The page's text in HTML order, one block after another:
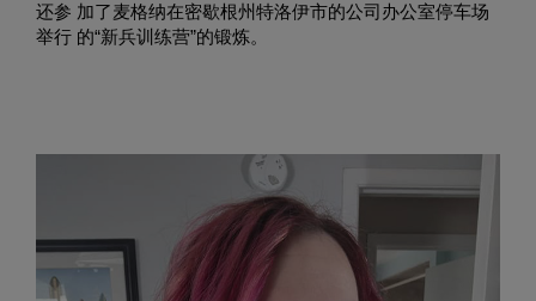
还参 加了麦格纳在密歇根州特洛伊市的公司办公室停车场
举行 的“新兵训练营”的锻炼。